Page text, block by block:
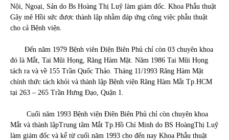
Nội, Ngoại, Sản do Bs Hoàng Thị Luỹ làm giám đốc. Khoa Phẫu thuật
Gây mê Hồi sức được thành lập nhằm đáp ứng công việc phẫu thuật
cho cả Bệnh viện.
Đến năm 1979 Bệnh viên Điện Biên Phủ chỉ còn 03 chuyên khoa
đó là Mắt, Tai Mũi Họng, Răng Hàm Mặt. Năm 1986 Tai Mũi Họng
tách ra và về 155 Trần Quốc Thảo. Tháng 11/1993 Răng Hàm Mặt
chính thức tách khỏi và thành lập Bệnh viện Răng Hàm Mắt Tp.HCM
tại 263 – 265 Trần Hưng Đạo, Quận 1.
Cuối năm 1993 Bệnh viện Điên Biên Phủ chỉ còn chuyên khoa
Mắt và thành lậpTrung tâm Mắt Tp.Hồ Chí Minh do BS HoàngThị Luỹ
làm giám đốc và kể từ cuối năm 1993 cho đến nay Khoa Phẫu thuật